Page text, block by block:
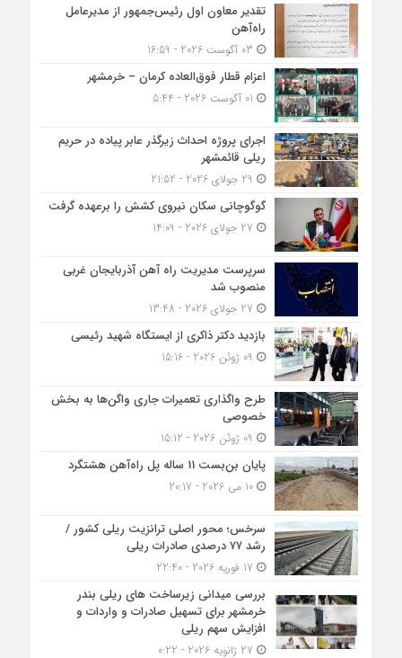
تقدیر معاون اول رئیس‌جمهور از مدیرعامل
راه‌آهن
اعزام قطار فوق‌العاده کرمان – خرمشهر
اجرای پروژه احداث زیرگذر عابر پیاده در حریم
ریلی قائمشهر
گوگوچانی سکان نیروی کشش را برعهده گرفت
سرپرست مدیریت راه آهن آذربایجان غربی
منصوب شد
بازدید دکتر ذاکری از ایستگاه شهید رئیسی
طرح واگذاری تعمیرات جاری واگن‌ها به بخش
خصوصی
پایان بن‌بست 11 ساله پل راه‌آهن هشتگرد
10 می 2026 - 20:17
سرخس؛ محور اصلی ترانزیت ریلی کشور /
رشد ۷۷ درصدی صادرات ریلی
بررسی میدانی زیرساخت های ریلی بندر
خرمشهر برای تسهیل صادرات و واردات و
افزایش سهم ریلی